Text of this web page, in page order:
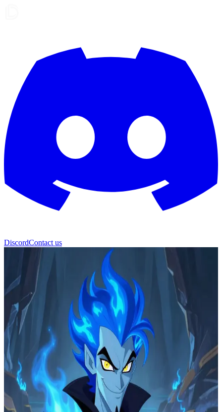
DiscordContact us